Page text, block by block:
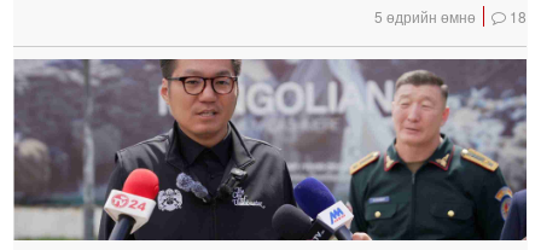
5 өдрийн өмнө 18